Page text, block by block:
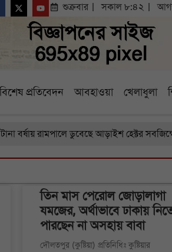
শুক্রবার সকাল ৮:৪২
প্রতিবেদন আবহাওয়া খেলাধুলা
ডুবেছে আড়াইশ হেক্টর সবজিক্ষেত বাড়ছে
তিন মাস পেরোল জোড়ালাগা
যমজের, অর্থাভাবে ঢাকায়
পারছেন না অসহায় বাবা
দৌলতপুর (কুষ্টিয়া) প্রতিনিধিঃ কুষ্টিয়ার